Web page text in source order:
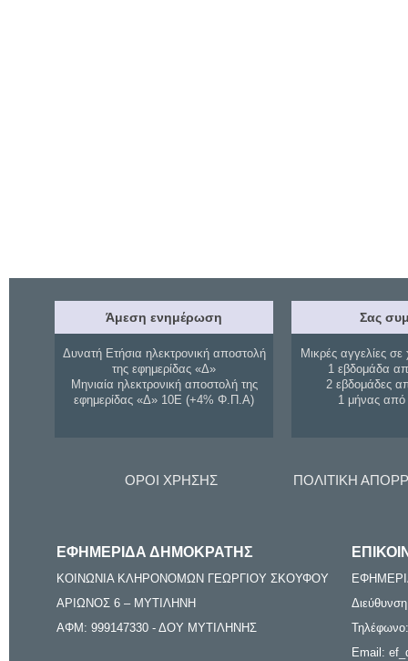
Άμεση ενημέρωση
Δυνατή Ετήσια ηλεκτρονική αποστολή
της εφημερίδας «Δ»
Μηνιαία ηλεκτρονική αποστολή της
εφημερίδας «Δ» 10Ε (+4% Φ.Π.Α)
Σας
Μικρές αγγελίες σε
1 εβδομάδα
2 εβδομάδες
1 μήνας
ΟΡΟΙ ΧΡΗΣΗΣ ΠΟΛΙΤΙΚΗ
ΕΦΗΜΕΡΙΔΑ ΔΗΜΟΚΡΑΤΗΣ
ΚΟΙΝΩΝΙΑ ΚΛΗΡΟΝΟΜΩΝ ΓΕΩΡΓΙΟΥ ΣΚΟΥΦΟΥ
ΑΡΙΩΝΟΣ 6 – ΜΥΤΙΛΗΝΗ
ΑΦΜ: 999147330 - ΔΟΥ ΜΥΤΙΛΗΝΗΣ
Email: